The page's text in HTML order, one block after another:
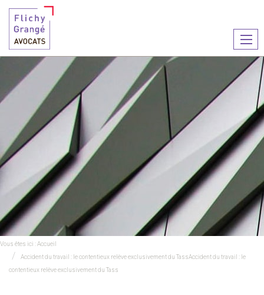
le
Vous êtes ici :Accueil
Accident du travail : le contentieux relève exclusivement du TassAccident du travail : le
contentieux relève exclusivement du Tass